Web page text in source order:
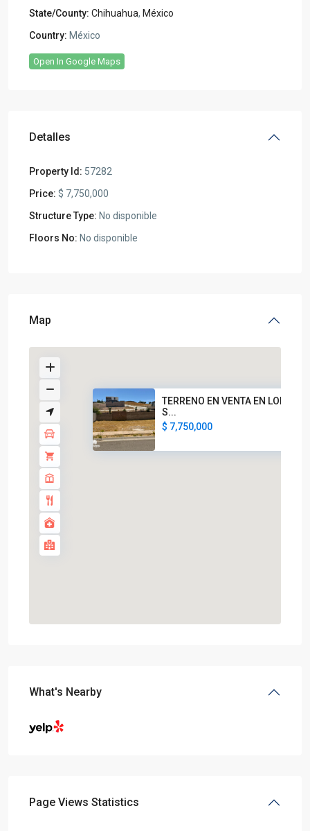
State/County: Chihuahua, México
Country: México
Open In Google Maps
Detalles
Property Id: 57282
Price: $ 7,750,000
Structure Type: No disponible
Floors No: No disponible
Map
TERRENO EN VENTA EN LOMAS
S...
$ 7,750,000
What's Nearby
Page Views Statistics